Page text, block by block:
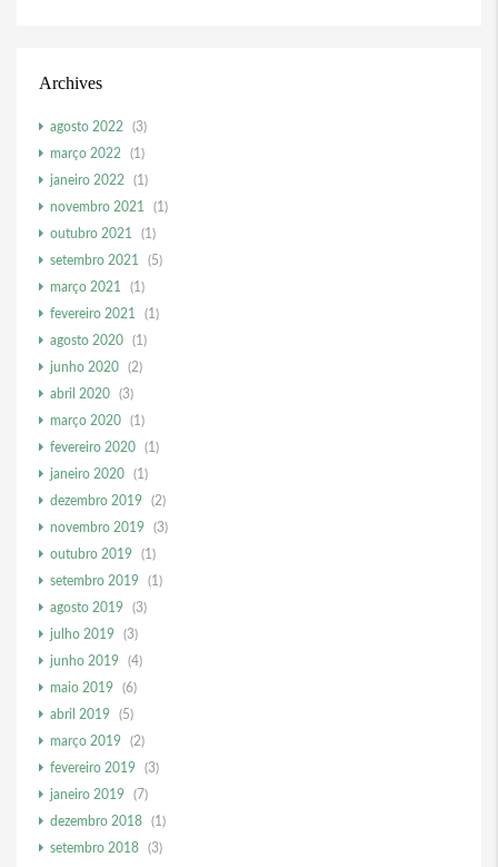
Archives
agosto 2022
(3)
março 2022
(1)
janeiro 2022
(1)
novembro 2021
(1)
outubro 2021
(1)
setembro 2021
(5)
março 2021
(1)
fevereiro 2021
(1)
agosto 2020
(1)
junho 2020
(2)
abril 2020
(3)
março 2020
(1)
fevereiro 2020
(1)
janeiro 2020
(1)
dezembro 2019
(2)
novembro 2019
(3)
outubro 2019
(1)
setembro 2019
(1)
agosto 2019
(3)
julho 2019
(3)
junho 2019
(4)
maio 2019
(6)
abril 2019
(5)
março 2019
(2)
fevereiro 2019
(3)
janeiro 2019
(7)
dezembro 2018
(1)
setembro 2018
(3)